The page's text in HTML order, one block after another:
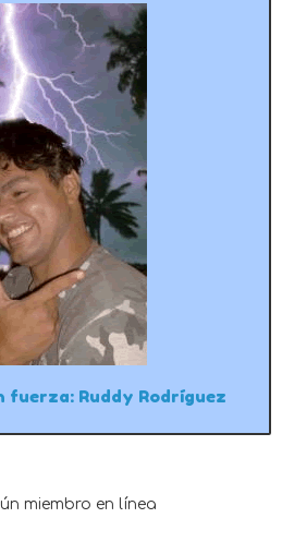
fuerza: Ruddy Rodríguez
miembro en línea